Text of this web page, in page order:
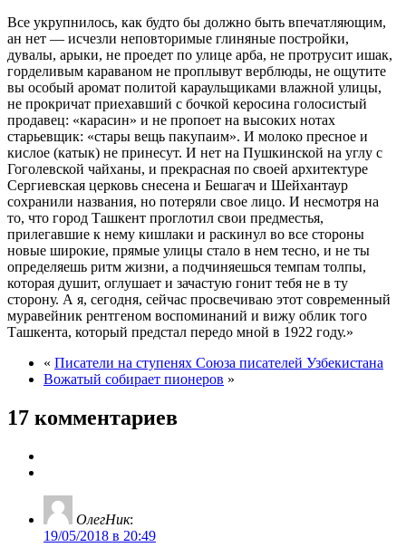
Все укрупнилось, как будто бы должно быть впечатляющим,
ан нет — исчезли неповторимые глиняные постройки,
дувалы, арыки, не проедет по улице арба, не протрусит ишак,
горделивым караваном не проплывут верблюды, не ощутите
вы особый аромат политой караульщиками влажной улицы,
не прокричат приехавший с бочкой керосина голосистый
продавец: «карасин» и не пропоет на высоких нотах
старьевщик: «стары вещь пакупаим». И молоко пресное и
кислое (катык) не принесут. И нет на Пушкинской на углу с
Гоголевской чайханы, и прекрасная по своей архитектуре
Сергиевская церковь снесена и Бешагач и Шейхантаур
сохранили названия, но потеряли свое лицо. И несмотря на
то, что город Ташкент проглотил свои предместья,
прилегавшие к нему кишлаки и раскинул во все стороны
новые широкие, прямые улицы стало в нем тесно, и не ты
определяешь ритм жизни, а подчиняешься темпам толпы,
которая душит, оглушает и зачастую гонит тебя не в ту
сторону. А я, сегодня, сейчас просвечиваю этот современный
муравейник рентгеном воспоминаний и вижу облик того
Ташкента, который предстал передо мной в 1922 году.»
« Писатели на ступенях Союза писателей Узбекистана
Вожатый собирает пионеров »
17 комментариев
ОлегНик:
19/05/2018 в 20:49